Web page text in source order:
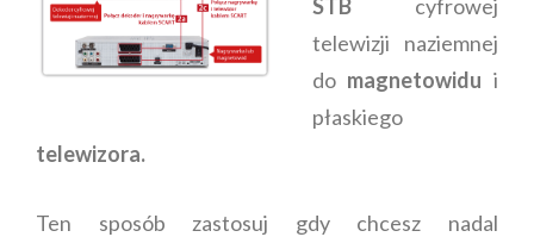
STBcyfrowej
telewizji naziemnej
domagnetowidu i
płaskiego
telewizora.
Ten sposób zastosuj gdy chcesz nadal